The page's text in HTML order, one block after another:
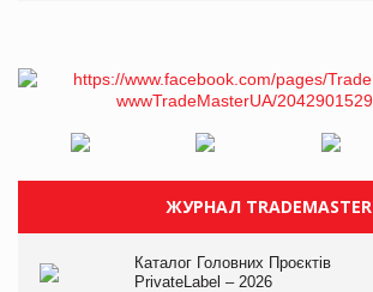
ЖУРНАЛ TRADEMASTER
Каталог Головних Проєктів
PrivateLabel – 2026